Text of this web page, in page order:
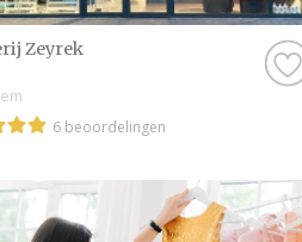
Zeyrek
6 beoordelingen